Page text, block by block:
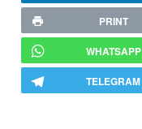
PRINT
WHATSAPP
TELEGRAM